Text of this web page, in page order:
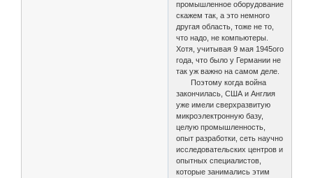
промышленное оборудование
скажем так, а это немного
другая область, тоже не то,
что надо, не компьютеры.
Хотя, учитывая 9 мая 1945ого
года, что было у Германии не
так уж важно на самом деле.
Поэтому когда война
закончилась, США и Англия
уже имели сверхразвитую
микроэлектронную базу,
целую промышленность,
опыт разработки, сеть научно
исследовательских центров и
опытных специалистов,
которые занимались этим